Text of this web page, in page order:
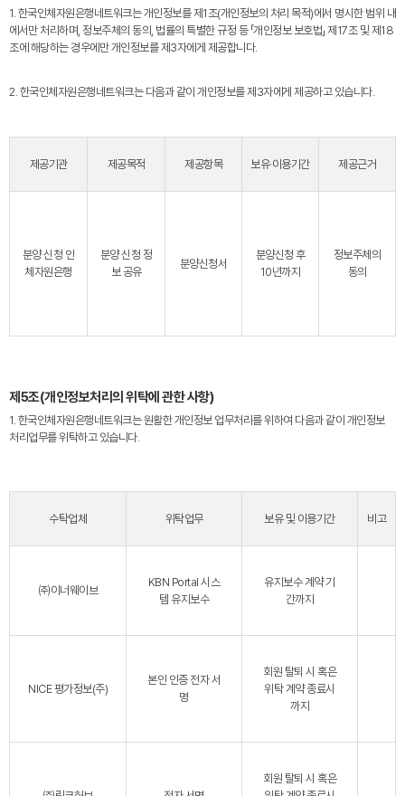
1. 한국인체자원은행네트워크는 개인정보를 제1조(개인정보의 처리 목적)에서 명시한 범위 내
에서만 처리하며, 정보주체의 동의, 법률의 특별한 규정 등 「개인정보 보호법」 제17조 및 제18
조에 해당하는 경우에만 개인정보를 제3자에게 제공합니다.
2. 한국인체자원은행네트워크는 다음과 같이 개인정보를 제3자에게 제공하고 있습니다.
제공기관 제공목적 제공항목 보유·이용기간 제공근거
분양 신청 인
체자원은행
분양 신청 정
보 공유
분양신청서
분양신청 후
10년까지
정보주체의
동의
제5조(개인정보처리의 위탁에 관한 사항)
1. 한국인체자원은행네트워크는 원활한 개인정보 업무처리를 위하여 다음과 같이 개인정보
처리업무를 위탁하고 있습니다.
수탁업체 위탁업무 보유 및 이용기간 비고
㈜이너웨이브
KBN Portal 시스
템 유지보수
유지보수 계약 기
간까지
NICE 평가정보(주)
본인 인증 전자 서
명
회원 탈퇴 시 혹은
위탁 계약 종료시
까지
회원 탈퇴 시 혹은